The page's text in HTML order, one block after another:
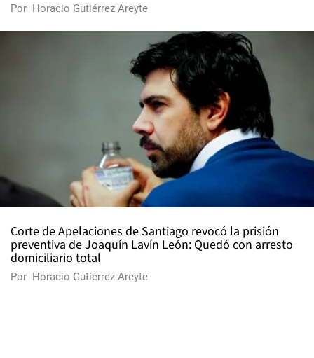
Por Horacio Gutiérrez Areyte
Corte de Apelaciones de Santiago revocó la prisión
preventiva de Joaquín Lavín León: Quedó con arresto
domiciliario total
Por Horacio Gutiérrez Areyte